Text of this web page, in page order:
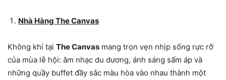
Nhà Hàng The Canvas
Không khí tại The Canvas mang trọn vẹn nhịp sống rực rỡ
của mùa lễ hội: âm nhạc du dương, ánh sáng sấm áp và
những quầy buffet đầy sắc màu hòa vào nhau thành một